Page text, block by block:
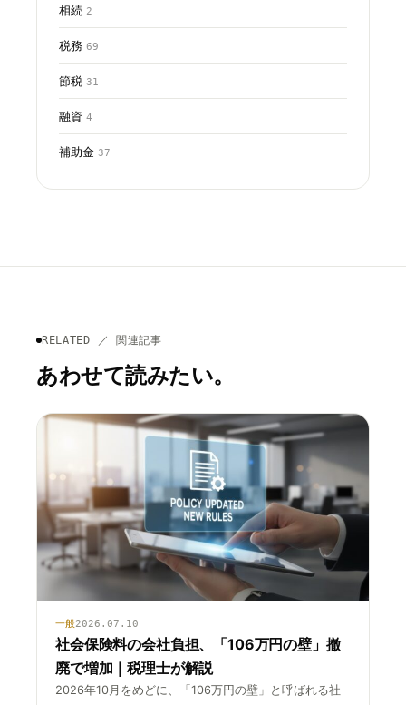
相続 2
税務 69
節税 31
融資 4
補助金 37
RELATED ／ 関連記事
あわせて読みたい。
一般2026.07.10
社会保険料の会社負担、「106万円の壁」撤
廃で増加｜税理士が解説
2026年10月をめどに、「106万円の壁」と呼ばれる社